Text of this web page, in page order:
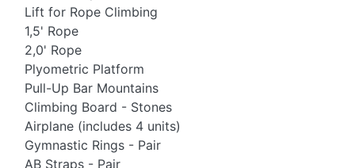
Lift for Rope Climbing
1,5' Rope
2,0' Rope
Plyometric Platform
Pull-Up Bar Mountains
Climbing Board - Stones
Airplane (includes 4 units)
Gymnastic Rings - Pair
AB Straps - Pair